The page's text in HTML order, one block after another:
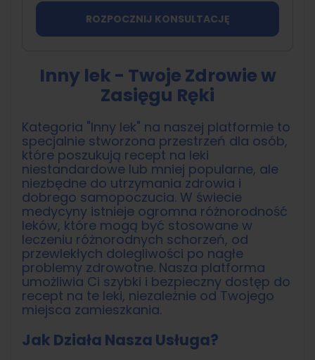
ROZPOCZNIJ KONSULTACJĘ
Inny lek - Twoje Zdrowie w
Zasięgu Ręki
Kategoria "Inny lek" na naszej platformie to
specjalnie stworzona przestrzeń dla osób,
które poszukują recept na leki
niestandardowe lub mniej popularne, ale
niezbędne do utrzymania zdrowia i
dobrego samopoczucia. W świecie
medycyny istnieje ogromna różnorodność
leków, które mogą być stosowane w
leczeniu różnorodnych schorzeń, od
przewlekłych dolegliwości po nagłe
problemy zdrowotne. Nasza platforma
umożliwia Ci szybki i bezpieczny dostęp do
recept na te leki, niezależnie od Twojego
miejsca zamieszkania.
Jak Działa Nasza Usługa?